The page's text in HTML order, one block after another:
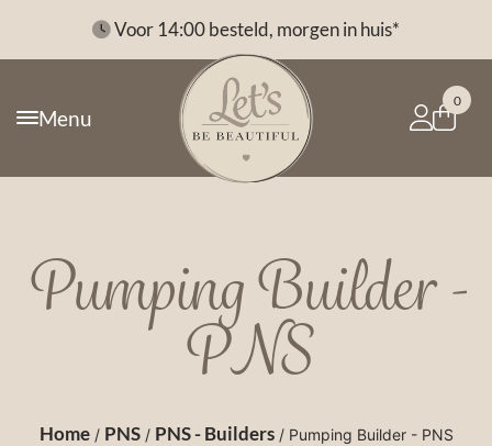
Voor 14:00 besteld, morgen in huis*
Menu
0
Pumping Builder -
PNS
Home/ PNS/ PNS - Builders/ Pumping Builder - PNS